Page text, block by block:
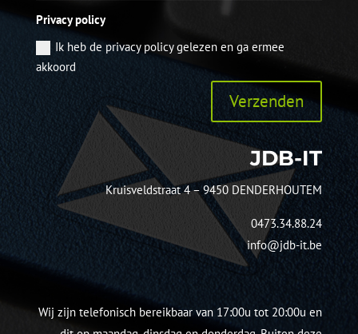
Privacy policy
Ik heb de privacy policy gelezen en ga ermee
akkoord
Verzenden
JDB-IT
Kruisveldstraat 4 – 9450 DENDERHOUTEM
0473.34.88.24
info@jdb-it.be
Wij zijn telefonisch bereikbaar van 17:00u tot 20:00u en